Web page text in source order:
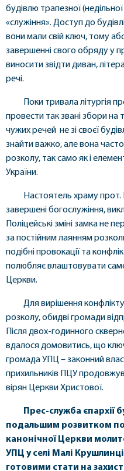
будівлю трапезної
«служіння». Доступ до
вони мали свій ключ, тому
завершенні свого обряду у
виносити звідти диван,
речі.
Поки тривала літургія
провести так звані збори на
чужих речей не зі своєї
знайти важко, але вона часто
розколу, так само як і
України.
Настоятель храму
завершені богослужіння,
Поліцейські зміні замка не
за постійним лаянням
подібні провокації та
полюбляє влаштовувати саме
Церкви.
Для вирішення
розколу, обидві громади
Після двох-годинного
вдалося домовитись, що
громада УПЦ – законний
прихильників ПЦУ
вірян Церкви Христової.
Прес-служба єпархії
подальшим розвитком
канонічної Церкви
УПЦ у селі Малі
готовими стати на